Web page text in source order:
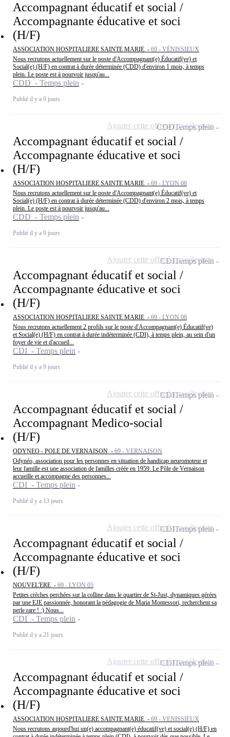
Accompagnant éducatif et social /
Accompagnante éducative et soci
(H/F)
ASSOCIATION HOSPITALIERE SAINTE MARIE - 69 - VÉNISSIEUX
Nous recrutons actuellement sur le poste d'Accompagnant(e) Éducatif(ve) et
Social(e) (H/F) en contrat à durée déterminée (CDD) d'environ 1 mois, à temps
plein. Le poste est à pourvoir jusqu'au...
CDD - Temps plein
Publié il y a 9 jours
Accompagnant éducatif et social /
Accompagnante éducative et soci
(H/F)
ASSOCIATION HOSPITALIERE SAINTE MARIE - 69 - LYON 08
Nous recrutons actuellement sur le poste d'Accompagnant(e) Éducatif(ve) et
Social(e) (H/F) en contrat à durée déterminée (CDD) d'environ 2 mois, à temps
plein. Le poste est à pourvoir jusqu'au...
CDD - Temps plein
Publié il y a 9 jours
CDDTemps plein
Ajouter cette offre à ma sélection
Accompagnant éducatif et social /
Accompagnante éducative et soci
(H/F)
ASSOCIATION HOSPITALIERE SAINTE MARIE - 69 - LYON 08
Nous recrutons actuellement 2 profils sur le poste d'Accompagnant(e) Éducatif(ve)
et Social(e) (H/F) en contrat à durée indéterminée (CDI), à temps plein, au sein d'un
foyer de vie et d'accueil...
CDI - Temps plein
Publié il y a 9 jours
CDITemps plein
Ajouter cette offre à ma sélection
Accompagnant éducatif et social /
Accompagnant Medico-social
(H/F)
ODYNEO - POLE DE VERNAISON - 69 - VERNAISON
Odynéo, association pour les personnes en situation de handicap neuromoteur et
leur famille est une association de familles créée en 1959. Le Pôle de Vernaison
accueille et accompagne des personnes...
CDI - Temps plein
Publié il y a 13 jours
CDITemps plein
Ajouter cette offre à ma sélection
Accompagnant éducatif et social /
Accompagnante éducative et soci
(H/F)
NOUVEL'ERE - 69 - LYON 05
Petites crèches perchées sur la colline dans le quartier de St-Just, dynamiques gérées
par une EJE passionnée, honorant la pédagogie de Maria Montessori, recherchent sa
perle rare ! :) Nous...
CDI - Temps plein
Publié il y a 21 jours
CDITemps plein
Ajouter cette offre à ma sélection
Accompagnant éducatif et social /
Accompagnante éducative et soci
(H/F)
ASSOCIATION HOSPITALIERE SAINTE MARIE - 69 - VENISSIEUX
Nous recrutons aujourd'hui un(e) accompagnant(e) éducatif(ve) et social(e) (H/F) en
CDITemps plein
Ajouter cette offre à ma sélection